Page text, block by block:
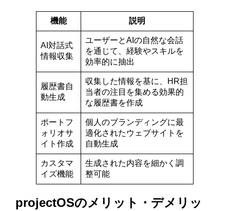
機能 説明
AI対話式
情報収集
ユーザーとAIの自然な会話
を通じて、経験やスキルを
効率的に抽出
履歴書自
動生成
収集した情報を基に、HR担
当者の注目を集める効果的
な履歴書を作成
ポートフ
ォリオサ
イト作成
個人のブランディングに最
適化されたウェブサイトを
自動生成
カスタマ
イズ機能
生成された内容を細かく調
整可能
projectOSのメリット・デメリッ